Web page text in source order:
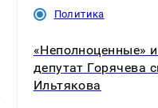
Политика
«Неполноценные»
депутат Горячева
Ильтякова